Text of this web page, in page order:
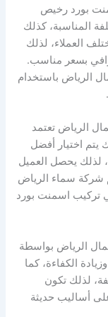
بورد رخيص
المناسبة، كذلك
العملاء، لذلك
بسعر مناسب.
الرياض باستخدام
الرياض تعتمد
يتم اختيار أفضل
لذلك يحصل العميل
شركة سماء الرياض
تركيب اسمنت بورد
الرياض بواسطة
الكفاءة، كما
لذلك تكون
على أساليب حديثة